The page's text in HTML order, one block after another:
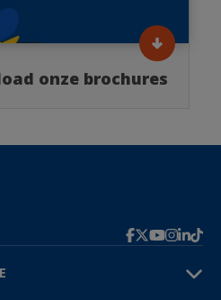
onze brochures